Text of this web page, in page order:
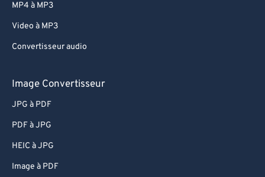
MP4 à MP3
Video à MP3
Convertisseur audio
Image Convertisseur
JPG à PDF
PDF à JPG
HEIC à JPG
Image à PDF